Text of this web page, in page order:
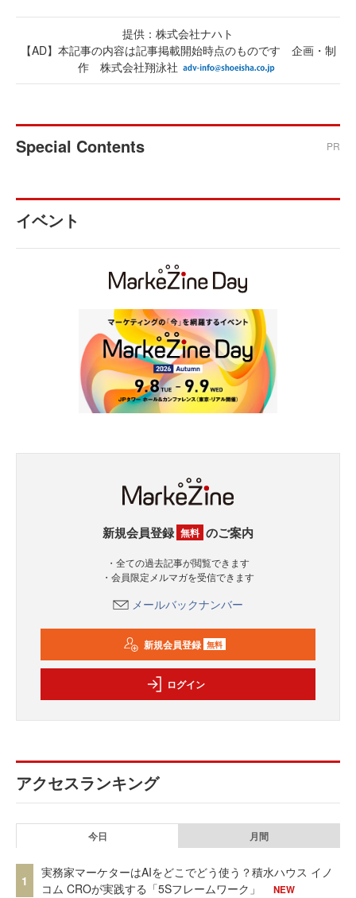
提供：株式会社ナハト
【AD】本記事の内容は記事掲載開始時点のものです 企画・制
作 株式会社翔泳社
Special Contents PR
イベント
新規会員登録 無料 のご案内
・全ての過去記事が閲覧できます
・会員限定メルマガを受信できます
メールバックナンバー
新規会員登録 無料
ログイン
アクセスランキング
今日 月間
1
実務家マーケターはAIをどこでどう使う？積水ハウス イノ
コム CROが実践する「5Sフレームワーク」
NEW